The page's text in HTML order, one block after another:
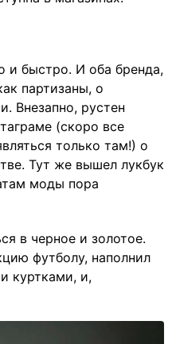
и быстро. И оба бренда,
партизаны, о
Внезапно, рустен
(скоро все
только там!) о
Тут же вышел лукбук
моды пора
в черное и золотое.
футболу, наполнил
куртками, и,